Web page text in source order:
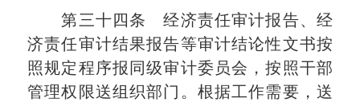
第三十四条 经济责任审计报告、经
济责任审计结果报告等审计结论性文书按
照规定程序报同级审计委员会，按照干部
管理权限送组织部门。根据工作需要，送